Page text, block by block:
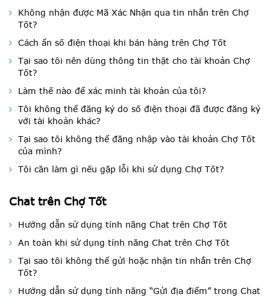
Không nhận được Mã Xác Nhận qua tin nhắn trên Chợ
Tốt?
Cách ẩn số điện thoại khi bán hàng trên Chợ Tốt
Tại sao tôi nên dùng thông tin thật cho tài khoản Chợ
Tốt?
Làm thế nào để xác minh tài khoản của tôi?
Tôi không thể đăng ký do số điện thoại đã được đăng ký
với tài khoản khác?
Tại sao tôi không thể đăng nhập vào tài khoản Chợ Tốt
của mình?
Tôi cần làm gì nếu gặp lỗi khi sử dụng Chợ Tốt?
Chat trên Chợ Tốt
Hướng dẫn sử dụng tính năng Chat trên Chợ Tốt
An toàn khi sử dụng tính năng Chat trên Chợ Tốt
Tại sao tôi không thể gửi hoặc nhận tin nhắn trên Chợ
Tốt?
Hướng dẫn sử dụng tính năng “Gửi địa điểm” trong Chat